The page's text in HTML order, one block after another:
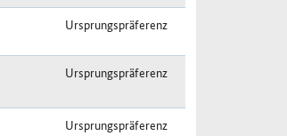
Ursprungspräferenz
Ursprungspräferenz
Ursprungspräferenz